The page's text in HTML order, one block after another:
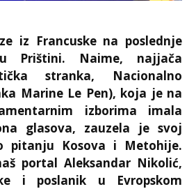
iz Francuske na poslednje
Prištini. Naime, najjača
stranka, Nacionalno
Marine Le Pen), koja je na
izborima imala
glasova, zauzela je svoj
pitanju Kosova i Metohije.
portal Aleksandar Nikolić,
i poslanik u Evropskom